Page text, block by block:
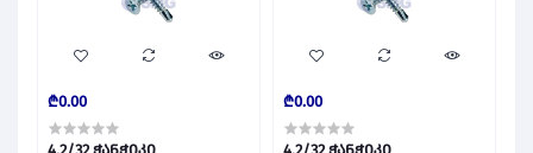
₾0.00 ₾0.00